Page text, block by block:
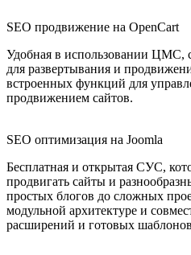
SEO продвижение на OpenCart
Удобная в использовании ЦМС,
для развертывания и
встроенных функций для
продвижением сайтов.
SEO оптимизация на Joomla
Бесплатная и открытая СУС,
продвигать сайты и
простых блогов до сложных
модульной архитектуре и
расширений и готовых